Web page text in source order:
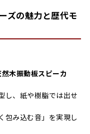
ズの魅力と歴代モ
然木振動板スピーカ
し、紙や樹脂では出せ
包み込む音」を実現し